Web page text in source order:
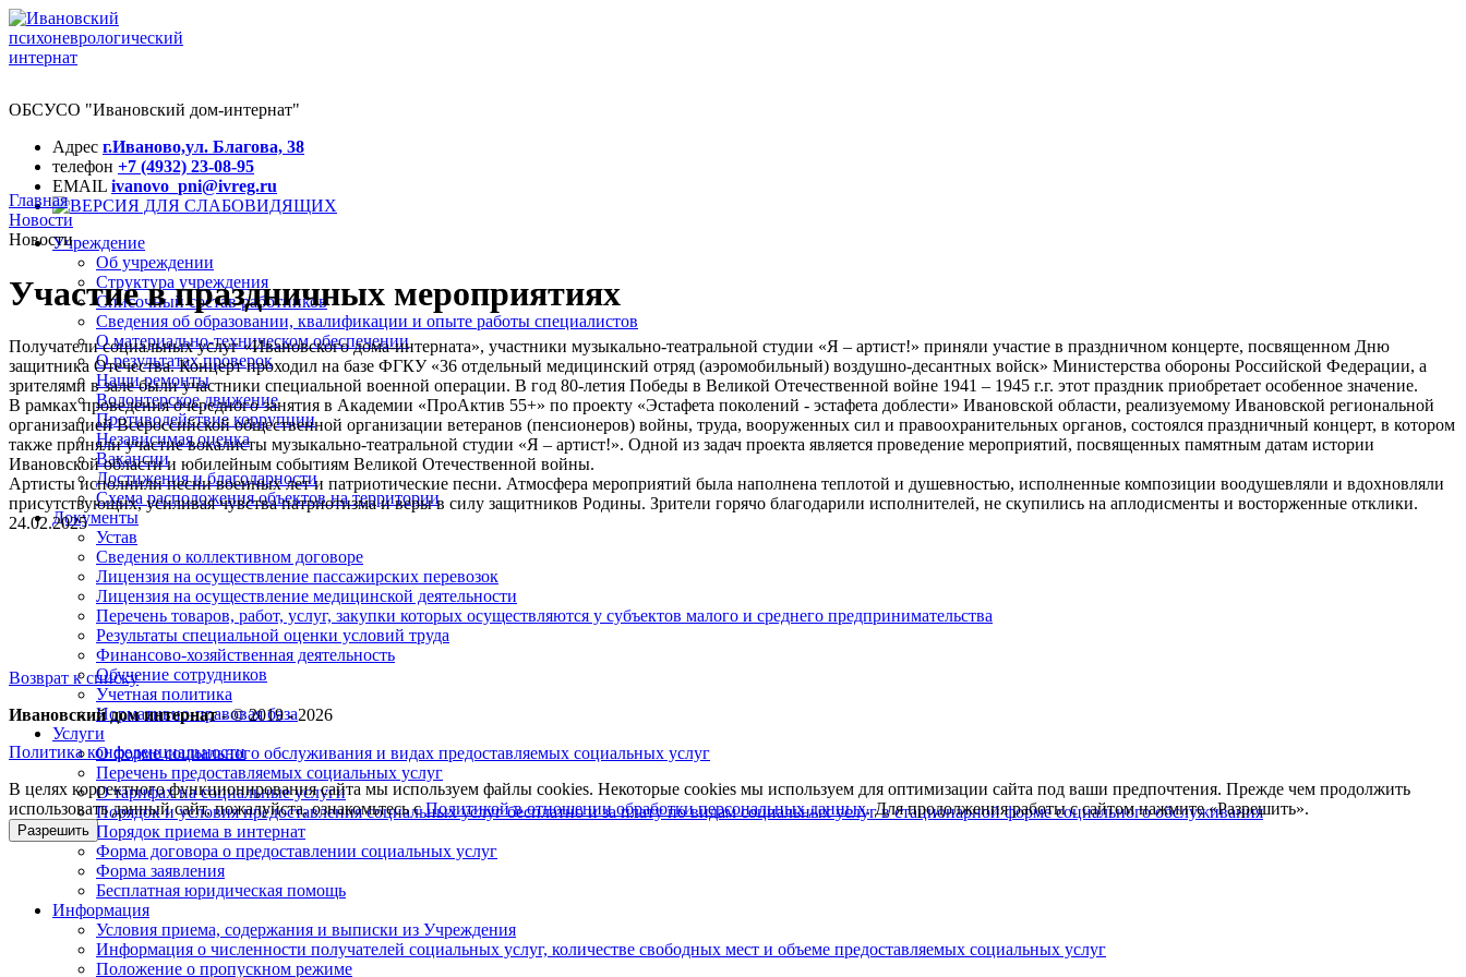
ОБСУСО "Ивановский дом-интернат"
Адрес г.Иваново,ул. Благова, 38
телефон +7 (4932) 23-08-95
EMAIL ivanovo_pni@ivreg.ru
Учреждение
Об учреждении
Структура учреждения
Списочный состав работников
Сведения об образовании, квалификации и опыте работы специалистов
О материально-техническом обеспечении
О результатах проверок
Наши ремонты
Волонтерское движение
Противодействие коррупции
Независимая оценка
Вакансии
Достижения и благодарности
Схема расположения объектов на территории
Документы
Устав
Сведения о коллективном договоре
Лицензия на осуществление пассажирских перевозок
Лицензия на осуществление медицинской деятельности
Перечень товаров, работ, услуг, закупки которых осуществляются у субъектов малого и среднего предпринимательства
Результаты специальной оценки условий труда
Финансово-хозяйственная деятельность
Обучение сотрудников
Учетная политика
Нормативно-правовая база
Услуги
О форме социального обслуживания и видах предоставляемых социальных услуг
Перечень предоставляемых социальных услуг
О тарифах на социальные услуги
Порядок и условия предоставления социальных услуг бесплатно и за плату по видам социальных услуг в стационарной форме социального обслуживания
Порядок приема в интернат
Форма договора о предоставлении социальных услуг
Форма заявления
Бесплатная юридическая помощь
Информация
Условия приема, содержания и выписки из Учреждения
Информация о численности получателей социальных услуг, количестве свободных мест и объеме предоставляемых социальных услуг
Положение о пропускном режиме
Главная
Новости
Новости
Участие в праздничных мероприятиях
Получатели социальных услуг «Ивановского дома-интерната», участники музыкально-театральной студии «Я – артист!» приняли участие в праздничном концерте, посвященном Дню
защитника Отечества. Концерт проходил на базе ФГКУ «36 отдельный медицинский отряд (аэромобильный) воздушно-десантных войск» Министерства обороны Российской Федерации, а
зрителями в зале были участники специальной военной операции. В год 80-летия Победы в Великой Отечественной войне 1941 – 1945 г.г. этот праздник приобретает особенное значение.
В рамках проведения очередного занятия в Академии «ПроАктив 55+» по проекту «Эстафета поколений - эстафета доблести» Ивановской области, реализуемому Ивановской региональной
организацией Всероссийской общественной организации ветеранов (пенсионеров) войны, труда, вооруженных сил и правоохранительных органов, состоялся праздничный концерт, в котором
также приняли участие вокалисты музыкально-театральной студии «Я – артист!». Одной из задач проекта является проведение мероприятий, посвященных памятным датам истории
Ивановской области и юбилейным событиям Великой Отечественной войны.
Артисты исполнили песни военных лет и патриотические песни. Атмосфера мероприятий была наполнена теплотой и душевностью, исполненные композиции воодушевляли и вдохновляли
присутствующих, усиливая чувства патриотизма и веры в силу защитников Родины. Зрители горячо благодарили исполнителей, не скупились на аплодисменты и восторженные отклики.
24.02.2025
Возврат к списку
Ивановский дом интернат- © 2019 - 2026
Политика конфеденциальности
В целях корректного функционирования сайта мы используем файлы cookies. Некоторые cookies мы используем для оптимизации сайта под ваши предпочтения. Прежде чем продолжить
использовать данный сайт, пожалуйста, ознакомьтесь сПолитикой в отношении обработки персональных данных. Для продолжения работы с сайтом нажмите «Разрешить».
Разрешить